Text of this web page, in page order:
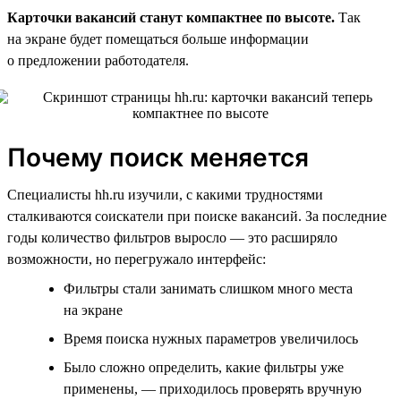
Карточки вакансий станут компактнее по высоте. Так
на экране будет помещаться больше информации
о предложении работодателя.
Почему поиск меняется
Специалисты hh.ru изучили, с какими трудностями
сталкиваются соискатели при поиске вакансий. За последние
годы количество фильтров выросло — это расширяло
возможности, но перегружало интерфейс:
Фильтры стали занимать слишком много места
на экране
Время поиска нужных параметров увеличилось
Было сложно определить, какие фильтры уже
применены, — приходилось проверять вручную